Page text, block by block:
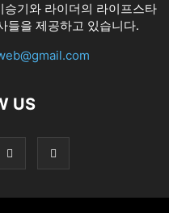
기와 라이더의 라이프스타
들을 제공하고 있습니다.
US